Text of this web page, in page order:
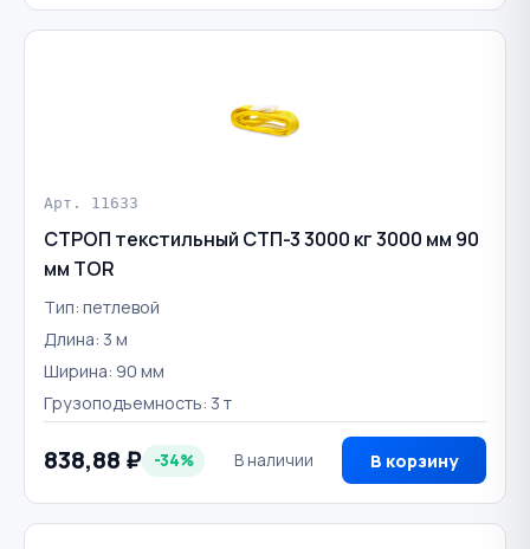
Арт. 11633
СТРОП текстильный СТП-3 3000 кг 3000 мм 90
мм TOR
Тип: петлевой
Длина: 3 м
Ширина: 90 мм
Грузоподъемность: 3 т
838,88 ₽ -34% В наличии В корзину